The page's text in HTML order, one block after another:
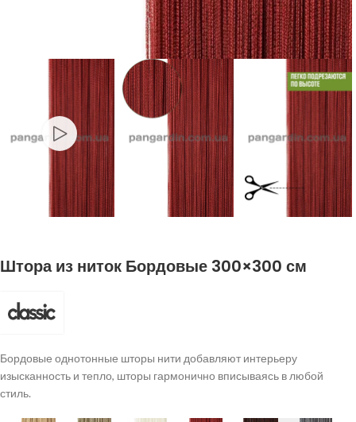
Штора из ниток Бордовые 300×300 см
Бордовые однотонные шторы нити добавляют интерьеру
изысканность и тепло, шторы гармонично вписываясь в любой
стиль.